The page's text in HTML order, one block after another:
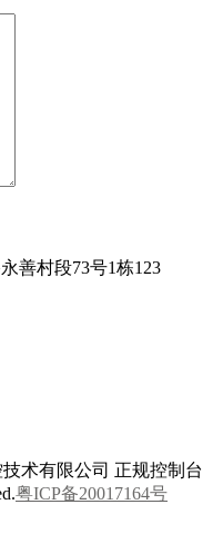
善村段73号1栋123
术有限公司 正规控制台
粤ICP备20017164号